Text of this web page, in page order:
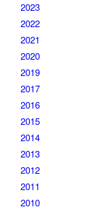
2023
2022
2021
2020
2019
2017
2016
2015
2014
2013
2012
2011
2010